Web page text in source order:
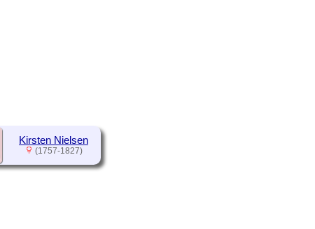
Kirsten Nielsen
(1757-1827)